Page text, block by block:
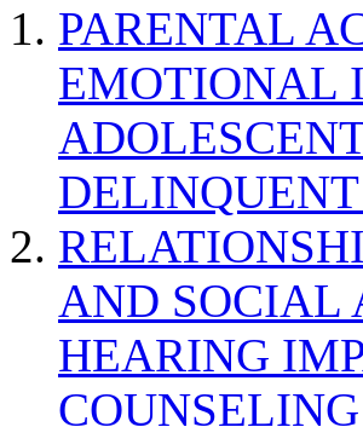
PARENTAL
EMOTIONAL
AND SOCIAL
HEARING
COUNSELING